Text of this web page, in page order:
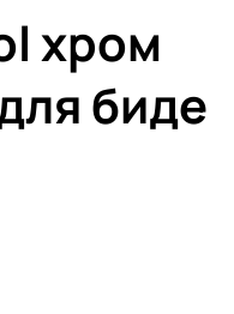
хром
биде